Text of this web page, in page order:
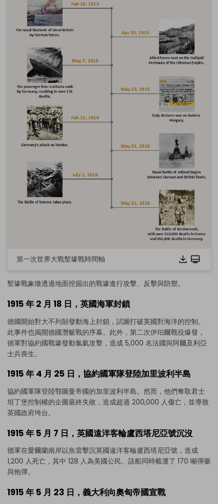
第一次世界大戰塹壕戰時間軸
塹壕戰象徵透過地面挖掘出的戰壕進行攻擊、反擊與防禦。
1915 年 2 月 18 日，英國海軍封鎖
德國開始對大不列顛發動海上封鎖，試圖打破英國對海洋的控制。
此事件也揭開德國潛艇戰的序幕。此外，第二次伊珀爾戰役爆發，
德軍對協約國戰壕發動氯氣攻擊，造成 5,000 名法國與阿爾及利亞
士兵喪生。
1915 年 4 月 25 日，協約國軍隊登陸加里波利半島
協約國軍隊登陸鄂圖曼帝國的加里波利半島。然而，他們奪取君士
坦丁堡控制權的企圖最終失敗，造成超過 200,000 人傷亡，並導致
英國政府垮台。
1915 年 5 月 7 日，英國遠洋客輪盧西塔尼亞號沉沒
德軍在愛爾蘭南岸以魚雷擊沉英國遠洋客輪盧西塔尼亞號，造成
1,200 人死亡，其中 128 人為美國公民。該船同時載運了 170 噸彈藥
與炮彈。
1915 年 5 月 23 日，義大利向奧匈帝國宣戰